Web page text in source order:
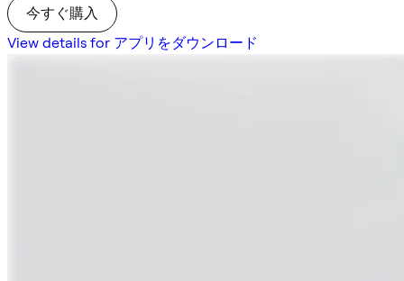
今すぐ購入
View details for アプリをダウンロード